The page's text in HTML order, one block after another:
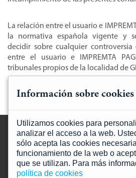
La relación entre el usuario e
la normativa española vigente y
decidir sobre cualquier controversia
entre el usuario e IMPREMTA
tribunales propios de la localidad de
Mapa web
Información sobre cookies
Utilizamos cookies para
analizar el acceso a la web.
sólo acepta las cookies
funcionamiento de la web o
que se utilizan. Para más
política de cookies